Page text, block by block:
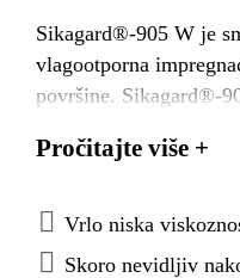
Sikagard®-905 W je
vlagootporna
površine. Sikagard®-
prevenira razvoj
Pročitajte više +
Vrlo niska
Skoro nevidljiv